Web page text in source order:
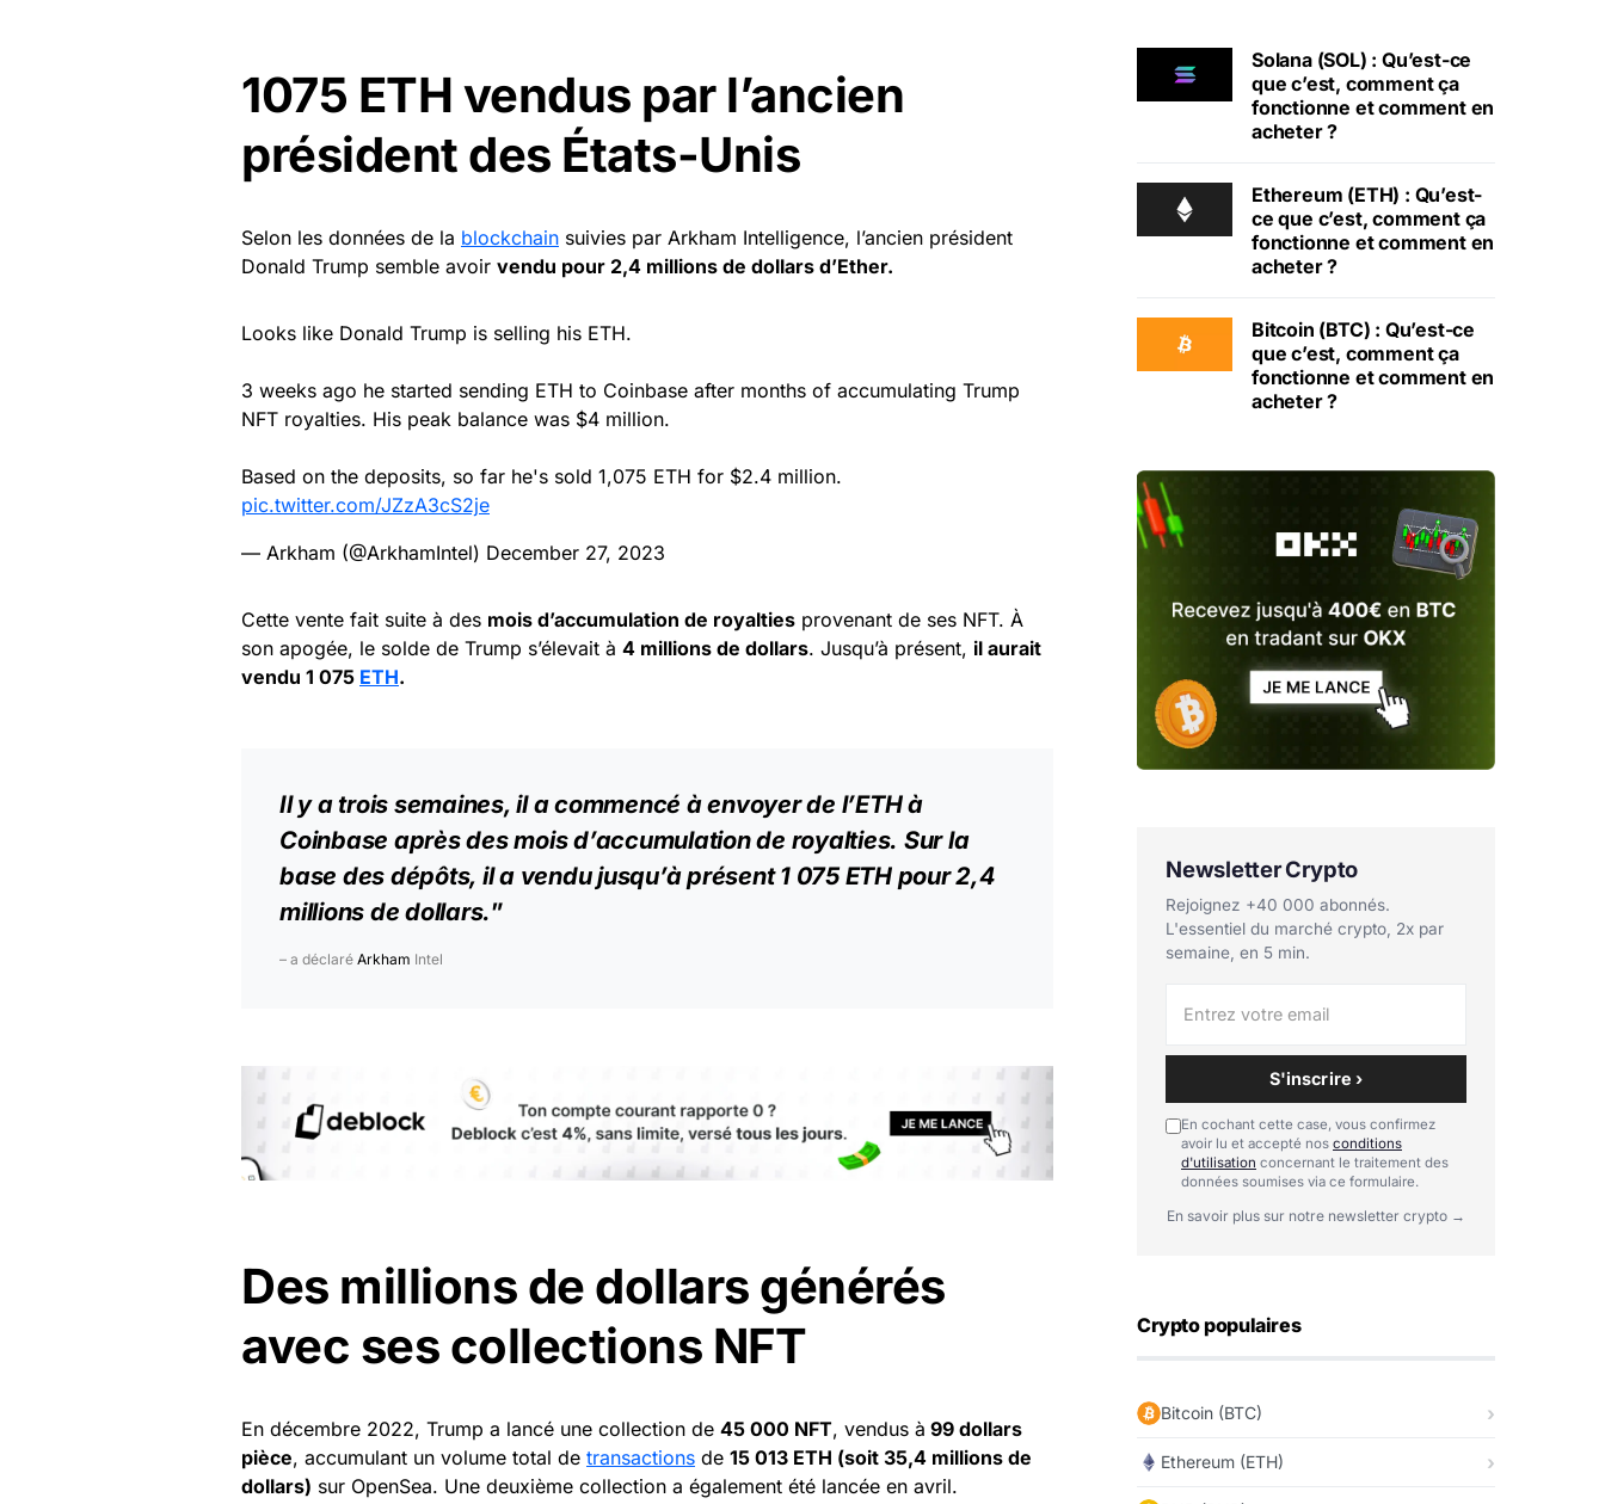
1075 ETH vendus par l’ancien
président des États-Unis
Selon les données de la blockchain suivies par Arkham Intelligence, l’ancien président
Donald Trump semble avoir vendu pour 2,4 millions de dollars d’Ether.
Looks like Donald Trump is selling his ETH.
3 weeks ago he started sending ETH to Coinbase after months of accumulating Trump
NFT royalties. His peak balance was $4 million.
Based on the deposits, so far he's sold 1,075 ETH for $2.4 million.
pic.twitter.com/JZzA3cS2je
— Arkham (@ArkhamIntel) December 27, 2023
Cette vente fait suite à des mois d’accumulation de royalties provenant de ses NFT. À
son apogée, le solde de Trump s’élevait à 4 millions de dollars. Jusqu’à présent, il aurait
vendu 1 075 ETH.
Il y a trois semaines, il a commencé à envoyer de l’ETH à
Coinbase après des mois d’accumulation de royalties. Sur la
base des dépôts, il a vendu jusqu’à présent 1 075 ETH pour 2,4
millions de dollars.”
– a déclaré Arkham Intel
Des millions de dollars générés
avec ses collections NFT
En décembre 2022, Trump a lancé une collection de 45 000 NFT, vendus à 99 dollars
pièce, accumulant un volume total de transactions de 15 013 ETH (soit 35,4 millions de
dollars) sur OpenSea. Une deuxième collection a également été lancée en avril.
Solana (SOL) : Qu’est-ce
que c’est, comment ça
fonctionne et comment en
acheter ?
Ethereum (ETH) : Qu’est-
ce que c’est, comment ça
fonctionne et comment en
acheter ?
Bitcoin (BTC) : Qu’est-ce
que c’est, comment ça
fonctionne et comment en
acheter ?
Newsletter Crypto
Rejoignez +40 000 abonnés.
L'essentiel du marché crypto, 2x par
semaine, en 5 min.
S'inscrire ›
En cochant cette case, vous confirmez
avoir lu et accepté nos conditions
d'utilisation concernant le traitement des
données soumises via ce formulaire.
En savoir plus sur notre newsletter crypto →
Crypto populaires
Bitcoin (BTC)
Ethereum (ETH)